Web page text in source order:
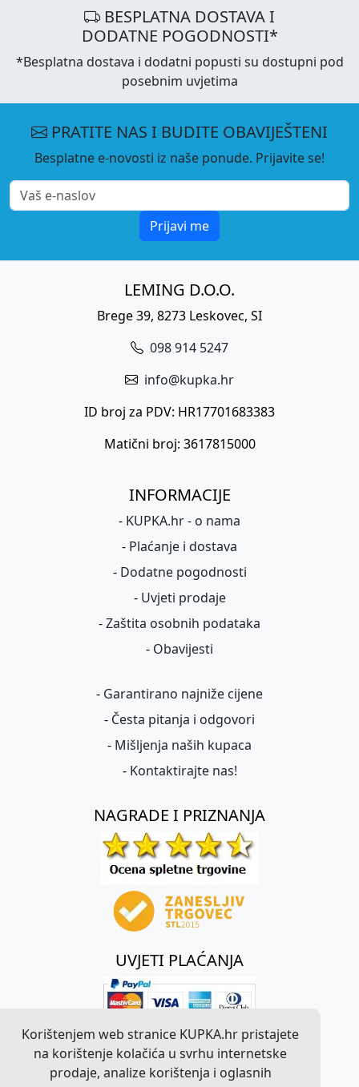
Korištenjem web stranice KUPKA.hr pristajete
na korištenje kolačića u svrhu internetske
prodaje, analize korištenja i oglasnih
BESPLATNA DOSTAVA I
DODATNE POGODNOSTI*
*Besplatna dostava i dodatni popusti su dostupni pod
posebnim uvjetima
PRATITE NAS I BUDITE OBAVIJEŠTENI
Besplatne e-novosti iz naše ponude. Prijavite se!
Prijavi me
LEMING D.O.O.
Brege 39, 8273 Leskovec, SI
098 914 5247
info@kupka.hr
ID broj za PDV: HR17701683383
Matični broj: 3617815000
INFORMACIJE
- KUPKA.hr - o nama
- Plaćanje i dostava
- Dodatne pogodnosti
- Uvjeti prodaje
-Zaštita osobnih podataka
- Obavijesti
- Garantirano najniže cijene
- Česta pitanja i odgovori
- Mišljenja naših kupaca
- Kontaktirajte nas!
NAGRADE I PRIZNANJA
UVJETI PLAĆANJA